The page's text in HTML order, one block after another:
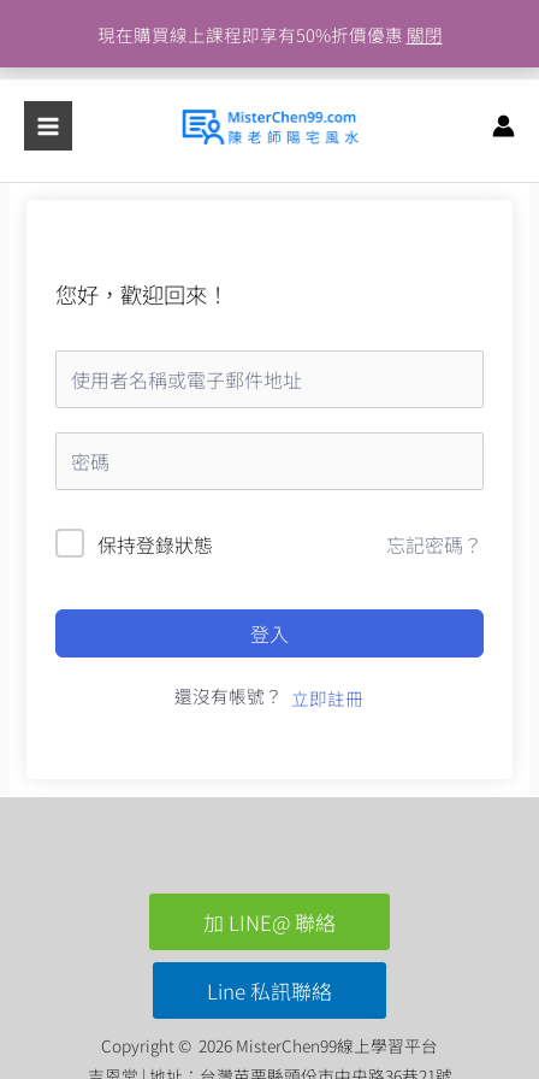
現在購買線上課程即享有50%折價優惠 關閉
主
容
您好，歡迎回來！
保持登錄狀態 忘記密碼？
登入
還沒有帳號？ 立即註冊
加 LINE@ 聯絡
Line 私訊聯絡
Copyright © 2026 MisterChen99線上學習平台